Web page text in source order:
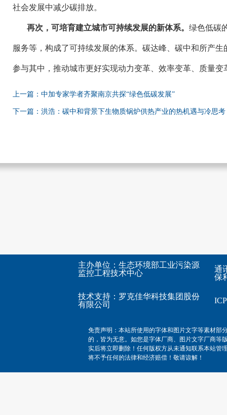
社会发展中减少碳排放。
再次，可培育建立城市可持续发展的新体系。 绿色低碳
服务等，构成了可持续发展的体系。碳达峰、碳中和所产
参与其中，推动城市更好实现动力变革、效率变革、质量变
上一篇：中加专家学者齐聚南京共探“绿色低碳发展”
下一篇：洪浩：碳中和背景下生物质锅炉供热产业的热机遇与冷思考
主办单位：生态环境部工业污染源
监控工程技术中心
技术支持： 罗克佳华科技集团股份
有限公司
通
保
免责声明：本站所使用的字体和图片文字等素材部
的，皆为无意。如您是字体厂商、图片文字厂商等
实后将立即删除！任何版权方从未通知联系本站管
将不予任何的法律和经济赔偿！敬请谅解！